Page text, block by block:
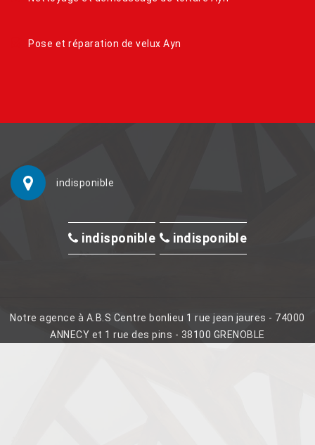
Pose et réparation de velux Ayn
indisponible
indisponible indisponible
Notre agence à A.B.S Centre bonlieu 1 rue jean jaures - 74000
ANNECY et 1 rue des pins - 38100 GRENOBLE